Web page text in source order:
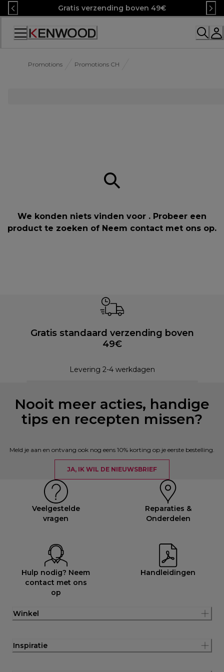
Skip
to
Content
Gratis verzending boven 49€
Promotions Promotions CH
We konden niets vinden voor . Probeer een
product te zoeken of Neem contact met ons op.
Gratis standaard verzending boven
49€
Levering 2-4 werkdagen
Nooit meer acties, handige
tips en recepten missen?
Meld je aan en ontvang ook nog eens 10% korting op je eerste bestelling.
JA, IK WIL DE NIEUWSBRIEF
Veelgestelde
vragen
Reparaties &
Onderdelen
Hulp nodig? Neem
contact met ons
op
Handleidingen
Winkel
Inspiratie